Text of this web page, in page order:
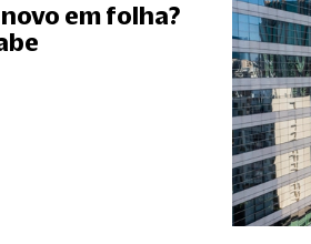
em folha?